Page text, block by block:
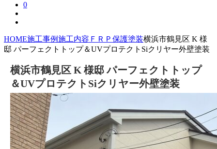
0
HOME施工事例施工内容 ＦＲＰ保護塗装横浜市鶴見区 K 様
邸 パーフェクトトップ＆UVプロテクトSiクリヤー外壁塗装
横浜市鶴見区 K 様邸 パーフェクトトップ
＆UVプロテクトSiクリヤー外壁塗装